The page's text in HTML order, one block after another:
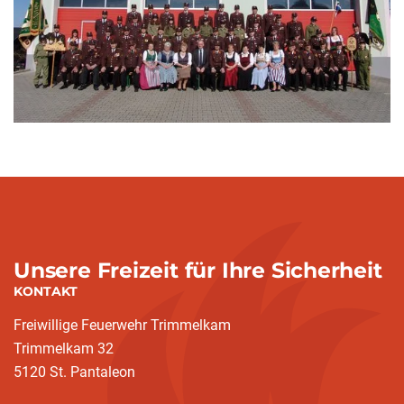
Unsere Freizeit für Ihre Sicherheit
KONTAKT
Freiwillige Feuerwehr Trimmelkam
Trimmelkam 32
5120 St. Pantaleon